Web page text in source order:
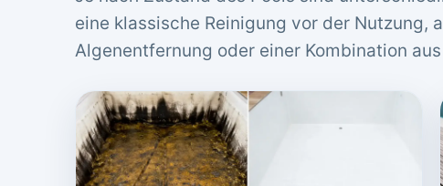
eine klassische Reinigung vor der Nutzung,
Algenentfernung oder einer Kombination